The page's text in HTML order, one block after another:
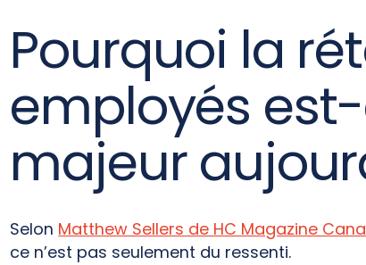
Pourquoi la
employés
majeur
Selon Matthew Sellers de HC Magazine
ce n’est pas seulement du ressenti.